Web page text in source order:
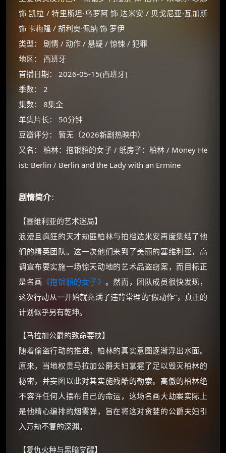
饰 凯拉 / 特里斯坦·乌罗阿 饰 达米安 / 贝戈尼亚·瓦加斯
饰 卡梅隆 / 胡利奥·佩纳 饰 罗伊
类型： 剧情 / 动作 / 悬疑 / 惊悚 / 犯罪
地区： 西班牙
首播日期： 2026-05-15(西班牙)
季数： 2
集数： 8集全
单集片长： 50分钟
豆瓣评分： 暂无（2026新剧热映中）
又名： 柏林：抱银貂的女子 / 纸房子：柏林 / Money He
ist: Berlin / Berlin and the Lady with an Ermine
剧情简介：
【塞维利亚的艺术迷局】
浪漫且疯狂的天才劫匪柏林与拍档达米安再度集结了他
们的精英团队。这一次他们来到了美丽的塞维利亚，高
调宣布要实施一场惊天动地的艺术品盗窃案，而目标正
是名画 《抱银貂的女子》 。然而，团队成员很快发现，
这次行动从一开始就充满了违背常理的“假动作”，真正的
计划似乎另有乾坤。
【马拉加公爵的致命要挟】
随着偷盗行动的推进，柏林的真实意图逐渐浮出水面。
原来，当地权贵马拉加公爵夫妇掌握了足以毁灭柏林的
秘密，并妄图以此对其实施残酷的勒索。高傲的柏林绝
不容许任何人摆布自己的命运，这场名画大劫案实际上
是他精心编排的烟雾弹，旨在将这对贪婪的公爵夫妇引
入万劫不复的深渊。
【复仇火种与黑暗觉醒】
朋友们辛苦了 💦
你需要的各种会员，都可低价购买！
如夸克12个月送14天 最低75元！
价格有浮动，请直接搜索查最低价！
还有支付宝现金红包、外卖红包、
优惠券、活动红包，每日可领。
⚡ 前往【大淘客】领红包